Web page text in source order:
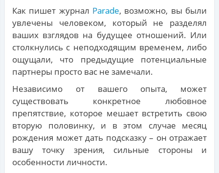
Как пишет журнал Parade, возможно, вы были
увлечены человеком, который не разделял
ваших взглядов на будущее отношений. Или
столкнулись с неподходящим временем, либо
ощущали, что предыдущие потенциальные
партнеры просто вас не замечали.
Независимо от вашего опыта, может
существовать конкретное любовное
препятствие, которое мешает встретить свою
вторую половинку, и в этом случае месяц
рождения может дать подсказку – он отражает
вашу точку зрения, сильные стороны и
особенности личности.